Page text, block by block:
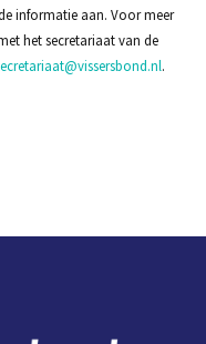
informatie aan. Voor meer
het secretariaat van de
.